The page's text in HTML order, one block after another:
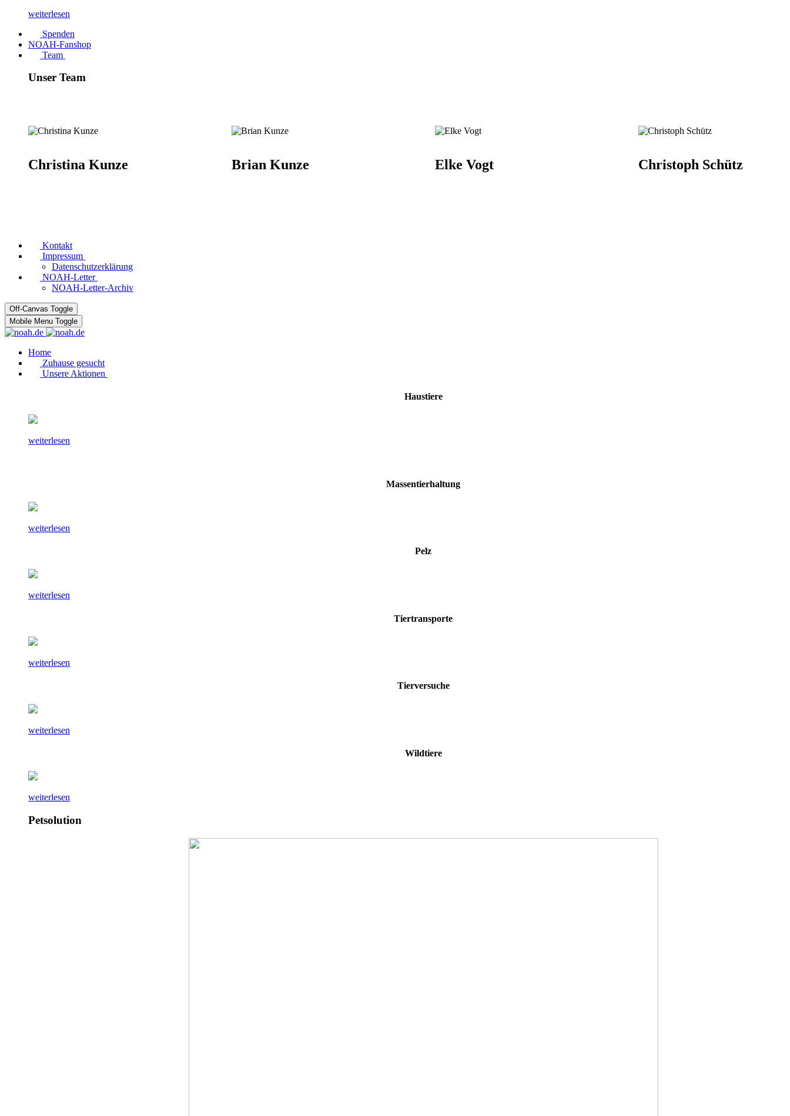
weiterlesen
Spenden
NOAH-Fanshop
Team
Unser Team
Christina Kunze Brian Kunze Elke Vogt Christoph Schütz
Kontakt
Impressum
Datenschutzerklärung
NOAH-Letter
NOAH-Letter-Archiv
Off-Canvas Toggle
Mobile Menu Toggle
Home
Zuhause gesucht
Unsere Aktionen
Haustiere
weiterlesen
Massentierhaltung
weiterlesen
Pelz
weiterlesen
Tiertransporte
weiterlesen
Tierversuche
weiterlesen
Wildtiere
weiterlesen
Petsolution